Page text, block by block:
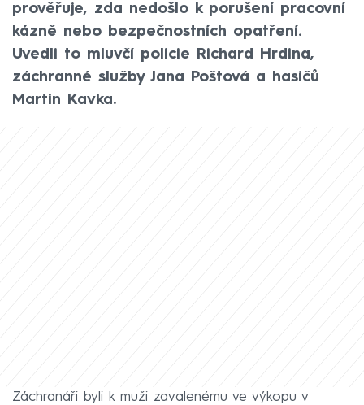
prověřuje, zda nedošlo k porušení pracovní
kázně nebo bezpečnostních opatření.
Uvedli to mluvčí policie Richard Hrdina,
záchranné služby Jana Poštová a hasičů
Martin Kavka.
Záchranáři byli k muži zavalenému ve výkopu v